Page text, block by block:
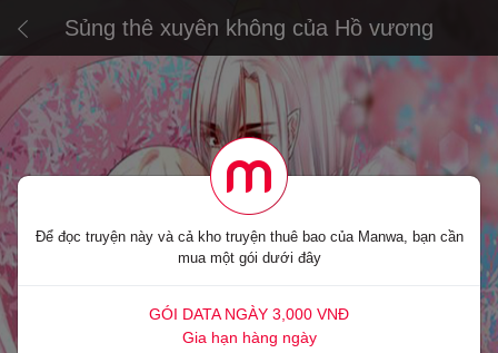
Sủng thê xuyên không của Hồ vương
Để đọc truyện này và cả kho truyện thuê bao của Manwa, bạn cần
mua một gói dưới đây
GÓI DATA NGÀY 3,000 VNĐ
Gia hạn hàng ngày